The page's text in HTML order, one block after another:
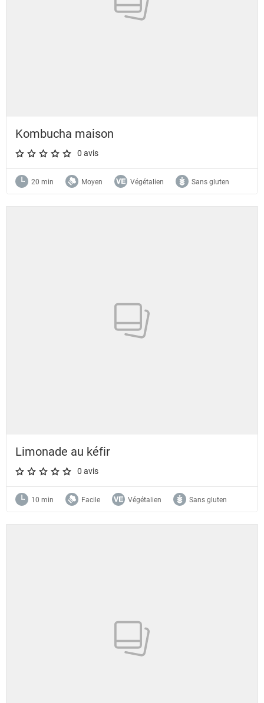
Kombucha maison
A star rating of 0 out of 5.
0 avis
20 min Moyen Végétalien Sans gluten
Limonade au kéfir
A star rating of 0 out of 5.
0 avis
10 min Facile Végétalien Sans gluten